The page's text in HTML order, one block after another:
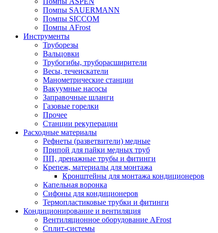
Помпы SAUERMANN
Помпы SICCOM
Помпы AFrost
Инструменты
Труборезы
Вальцовки
Трубогибы, труборасширители
Весы, течеискатели
Манометрические станции
Вакуумные насосы
Заправочные шланги
Газовые горелки
Прочее
Станции рекуперации
Расходные материалы
Рефнеты (разветвители) медные
Припой для пайки медных труб
ПП, дренажные трубы и фитинги
Крепеж, материалы для монтажа
Кронштейны для монтажа кондиционеров
Капельная воронка
Сифоны для кондиционеров
Термопластиковые трубки и фитинги
Кондиционирование и вентиляция
Вентиляционное оборудование AFrost
Сплит-системы